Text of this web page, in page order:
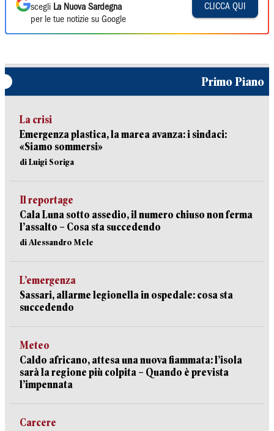
scegli La Nuova Sardegna
per le tue notizie su Google
CLICCA QUI
Primo Piano
La crisi
Emergenza plastica, la marea avanza: i sindaci:
«Siamo sommersi»
di Luigi Soriga
Il reportage
Cala Luna sotto assedio, il numero chiuso non ferma
l’assalto – Cosa sta succedendo
di Alessandro Mele
L’emergenza
Sassari, allarme legionella in ospedale: cosa sta
succedendo
Meteo
Caldo africano, attesa una nuova fiammata: l’isola
sarà la regione più colpita – Quando è prevista
l’impennata
Carcere